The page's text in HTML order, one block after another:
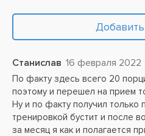
Станислав 16 февраля 2022
По факту здесь всего 20
поэтому и перешел на прием
Ну и по факту получил
тренировкой бустит и после
за месяц я как и полагается